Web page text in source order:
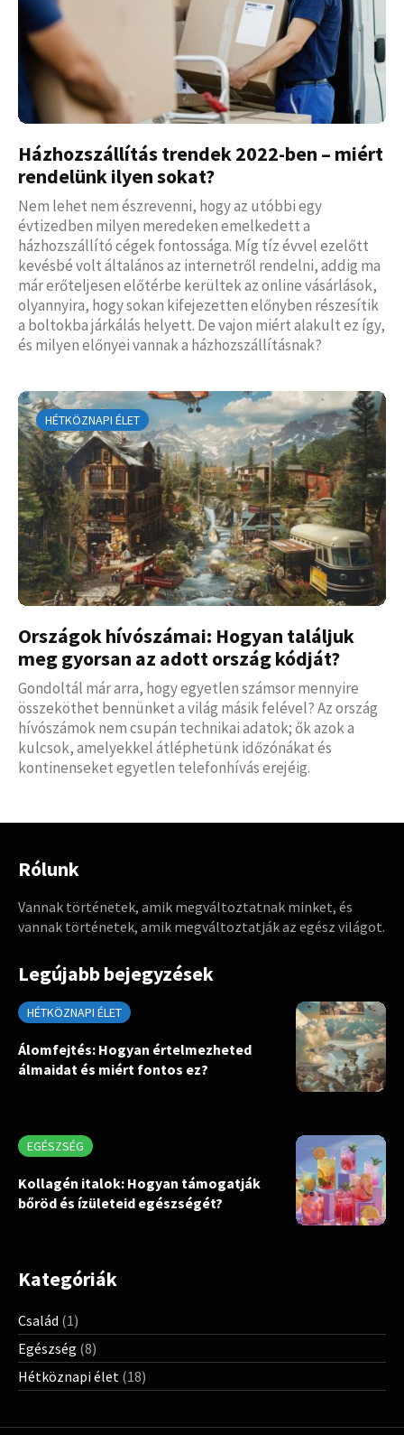
Házhozszállítás trendek 2022-ben – miért
rendelünk ilyen sokat?
Nem lehet nem észrevenni, hogy az utóbbi egy
évtizedben milyen meredeken emelkedett a
házhozszállító cégek fontossága. Míg tíz évvel ezelőtt
kevésbé volt általános az internetről rendelni, addig ma
már erőteljesen előtérbe kerültek az online vásárlások,
olyannyira, hogy sokan kifejezetten előnyben részesítik
a boltokba járkálás helyett. De vajon miért alakult ez így,
és milyen előnyei vannak a házhozszállításnak?
HÉTKÖZNAPI ÉLET
Országok hívószámai: Hogyan találjuk
meg gyorsan az adott ország kódját?
Gondoltál már arra, hogy egyetlen számsor mennyire
összeköthet bennünket a világ másik felével? Az ország
hívószámok nem csupán technikai adatok; ők azok a
kulcsok, amelyekkel átléphetünk időzónákat és
kontinenseket egyetlen telefonhívás erejéig.
Rólunk
Vannak történetek, amik megváltoztatnak minket, és
vannak történetek, amik megváltoztatják az egész világot.
Legújabb bejegyzések
HÉTKÖZNAPI ÉLET
Álomfejtés: Hogyan értelmezheted
álmaidat és miért fontos ez?
EGÉSZSÉG
Kollagén italok: Hogyan támogatják
bőröd és ízületeid egészségét?
Kategóriák
Család (1)
Egészség (8)
Hétköznapi élet (18)